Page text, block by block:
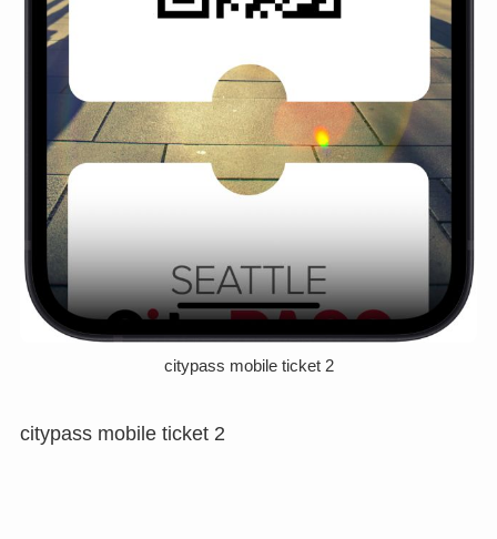
citypass mobile ticket 2
citypass mobile ticket 2